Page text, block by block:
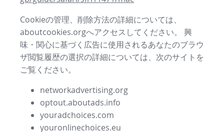
Cookieの管理、削除方法の詳細については、
aboutcookies.orgへアクセスしてください。 興
味・関心に基づく広告に使用されるあなたのブラウ
ザ閲覧履歴の選択の詳細については、次のサイトを
ご覧ください。
networkadvertising.org
optout.aboutads.info
youradchoices.com
youronlinechoices.eu